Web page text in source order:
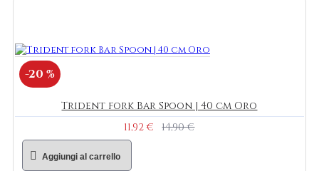
-20 %
Trident fork Bar Spoon | 40 cm Oro
11,92 €
14,90 €
Aggiungi al carrello